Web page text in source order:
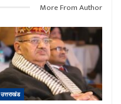
More From Author
उत्तराखंड